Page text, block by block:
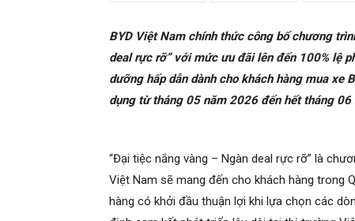
BYD Việt Nam chính thức công bố chương
deal rực rỡ” với mức ưu đãi lên đến 100% lệ
dưỡng hấp dẫn dành cho khách hàng mua xe
dụng từ tháng 05 năm 2026 đến hết tháng
“Đại tiệc nắng vàng – Ngàn deal rực rỡ” là
Việt Nam sẽ mang đến cho khách hàng trong
hàng có khởi đầu thuận lợi khi lựa chọn các